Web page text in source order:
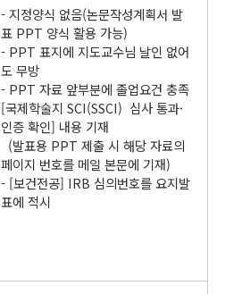
- 지정양식 없음(논문작성계획서 발
표 PPT 양식 활용 가능)
- PPT 표지에 지도교수님 날인 없어
도 무방
- PPT 자료 앞부분에 졸업요건 충족
[국제학술지 SCI(SSCI) 심사 통과·
인증 확인] 내용 기재
(발표용 PPT 제출 시 해당 자료의
페이지 번호를 메일 본문에 기재)
- [보건전공] IRB 심의번호를 요지발
표에 적시